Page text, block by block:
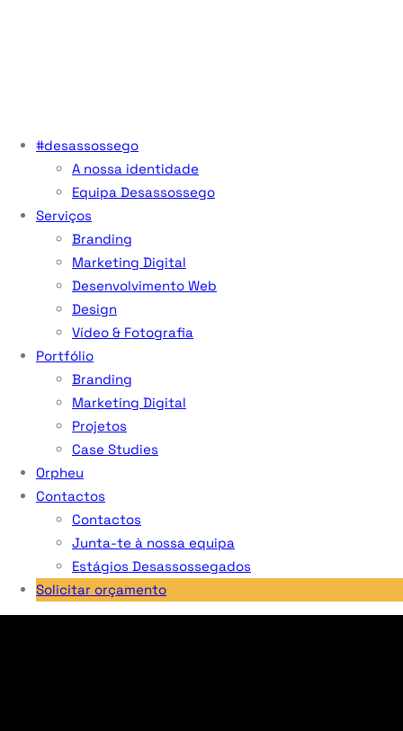
#desassossego
A nossa identidade
Equipa Desassossego
Serviços
Branding
Marketing Digital
Desenvolvimento Web
Design
Vídeo & Fotografia
Portfólio
Branding
Marketing Digital
Projetos
Case Studies
Orpheu
Contactos
Contactos
Junta-te à nossa equipa
Estágios Desassossegados
Solicitar orçamento